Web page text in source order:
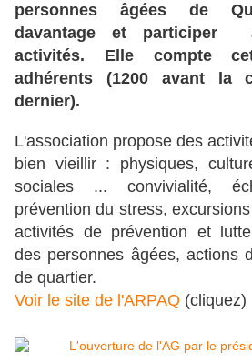
personnes âgées de
davantage et participer
activités. Elle compte
adhérents (1200 avant la
dernier).
L'association propose des
bien vieillir : physiques,
sociales ... convivialité,
prévention du stress,
activités de prévention et
des personnes âgées, actions
de quartier.
Voir le site de l'ARPAQ (cliquez)